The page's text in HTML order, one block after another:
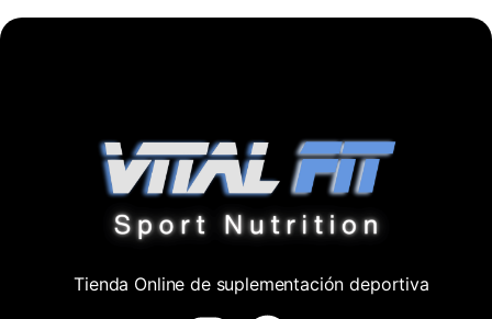
Tienda Online de suplementación deportiva